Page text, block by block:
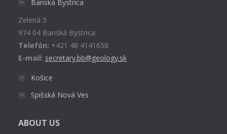
window
Banská Bystrica
Zelená 5
974 04 Banská Bystrica
Telefón: +421 48 4141658
E-mail: secretary.bb@geology.sk
Košice
Spišská Nová Ves
ABOUT US